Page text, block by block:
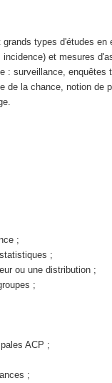
grands types d'études en
incidence) et mesures
: surveillance,
de la chance, notion
;
;
ou une distribution ;
;
ACP ;
;